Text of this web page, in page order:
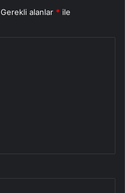
Gerekli alanlar * ile